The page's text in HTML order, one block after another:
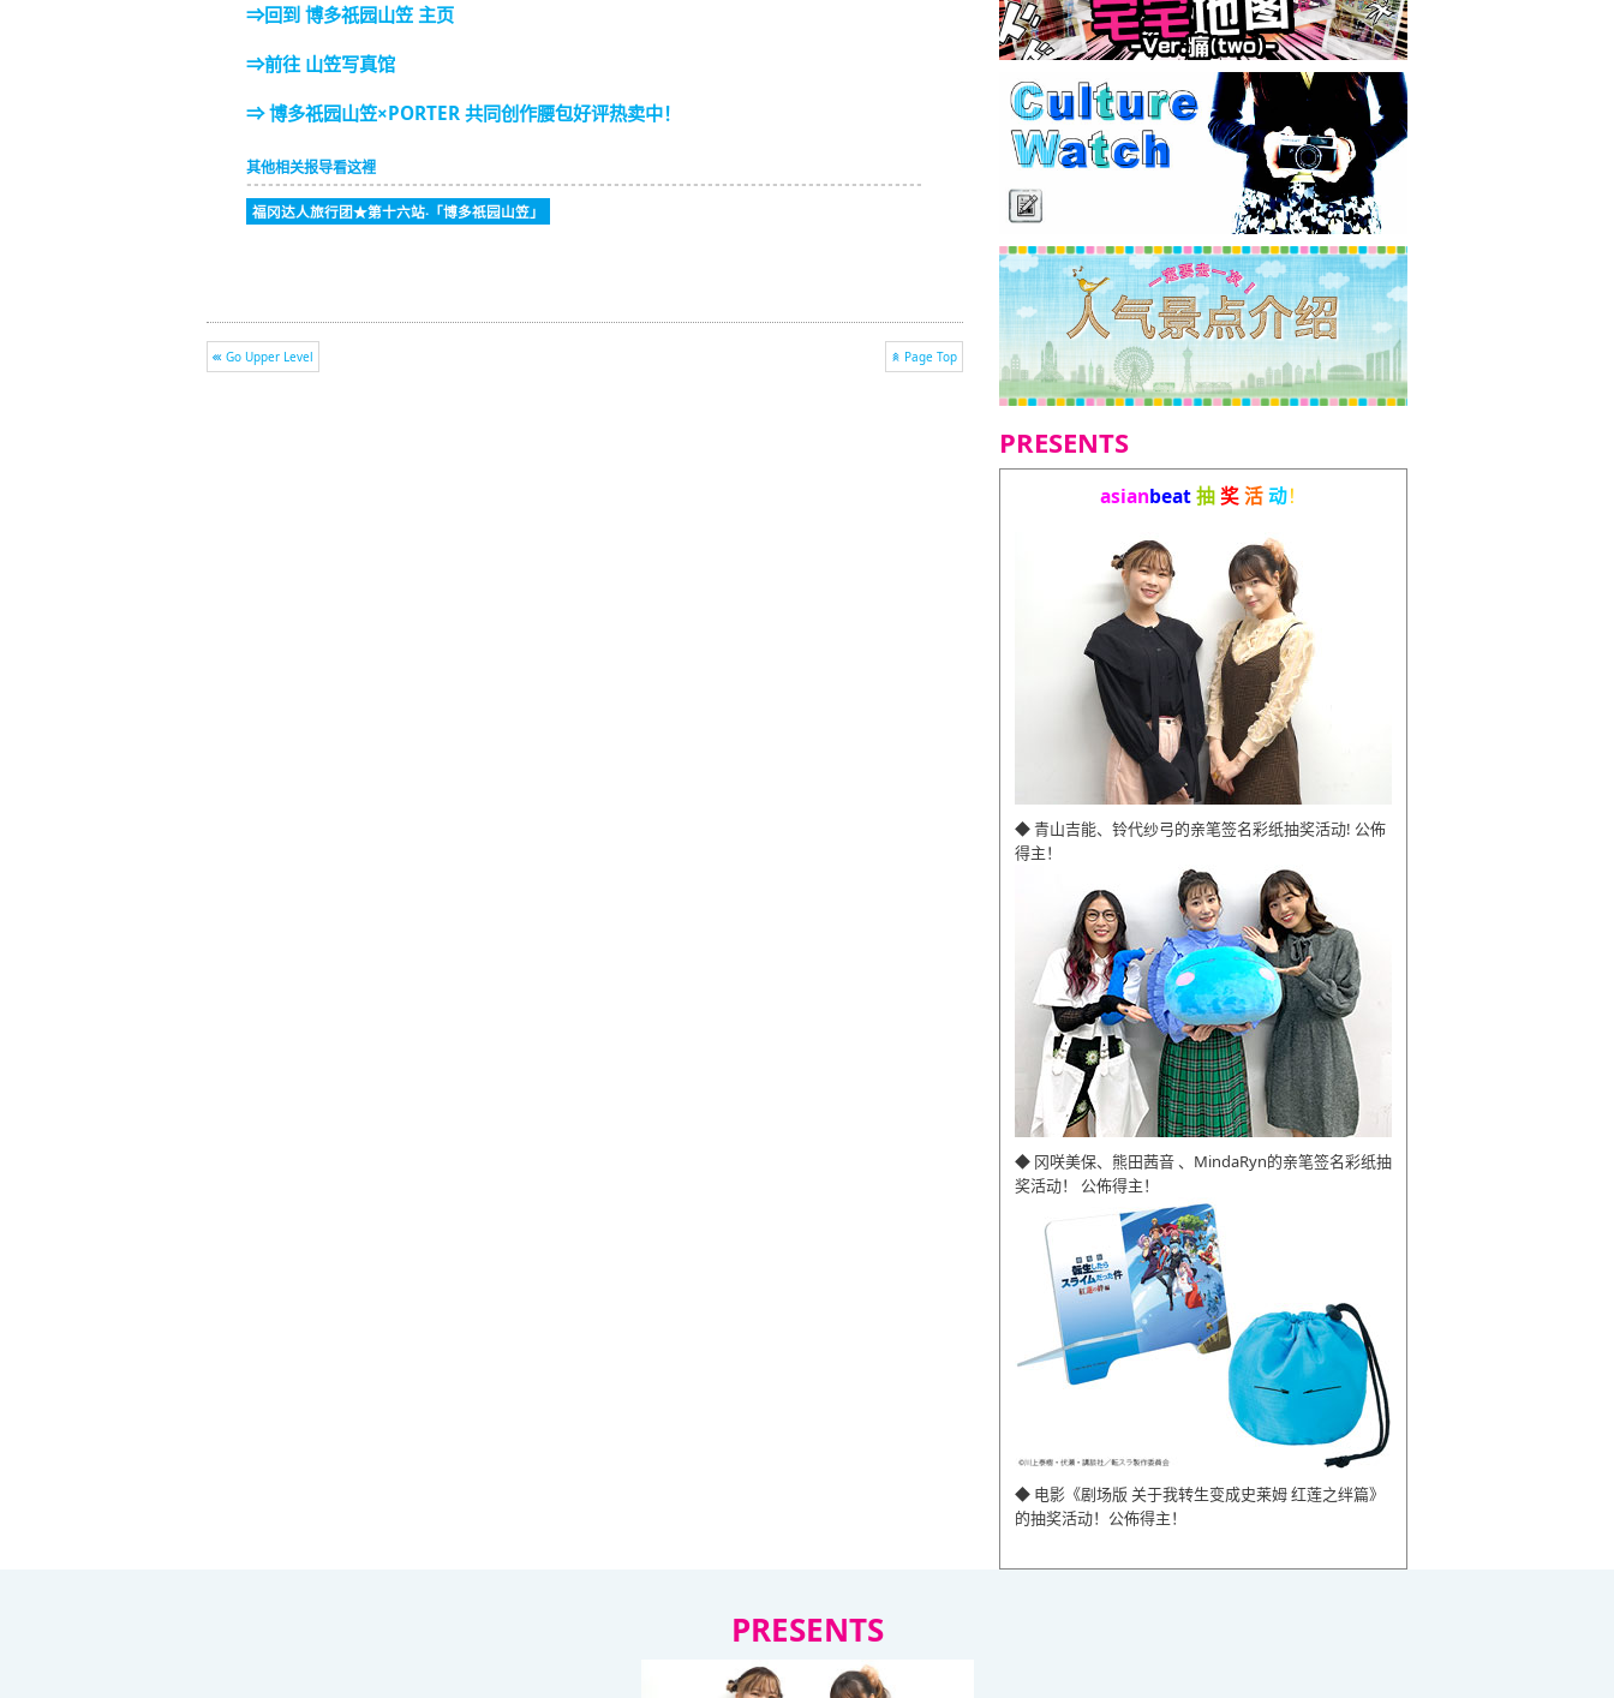
⇒回到 博多祇园山笠 主页
⇒前往 山笠写真馆
⇒ 博多祇园山笠×PORTER 共同创作腰包好评热卖中！
其他相关报导看这裡
福冈达人旅行团★第十六站‧「博多祇园山笠」
Go Upper Level Page Top
PRESENTS
asianbeat抽奖活动！
◆ 青山吉能、铃代纱弓的亲笔签名彩纸抽奖活动! 公佈
得主！
◆ 冈咲美保、熊田茜音 、MindaRyn的亲笔签名彩纸抽
奖活动！ 公佈得主！
◆ 电影《剧场版 关于我转生变成史莱姆 红莲之绊篇》
的抽奖活动！公佈得主！
PRESENTS